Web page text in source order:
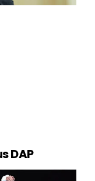
DAP